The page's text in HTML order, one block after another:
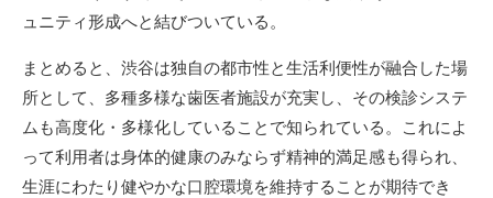
ュニティ形成へと結びついている。
まとめると、渋谷は独自の都市性と生活利便性が融合した場
所として、多種多様な歯医者施設が充実し、その検診システ
ムも高度化・多様化していることで知られている。これによ
って利用者は身体的健康のみならず精神的満足感も得られ、
生涯にわたり健やかな口腔環境を維持することが期待でき